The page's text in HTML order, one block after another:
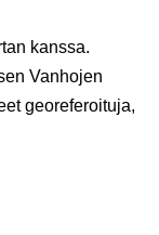
kanssa.
Vanhojen
georeferoituja,